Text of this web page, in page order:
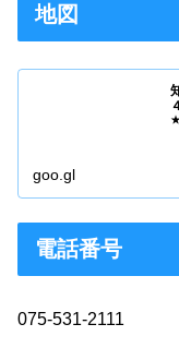
地図
goo.gl
電話番号
075-531-2111